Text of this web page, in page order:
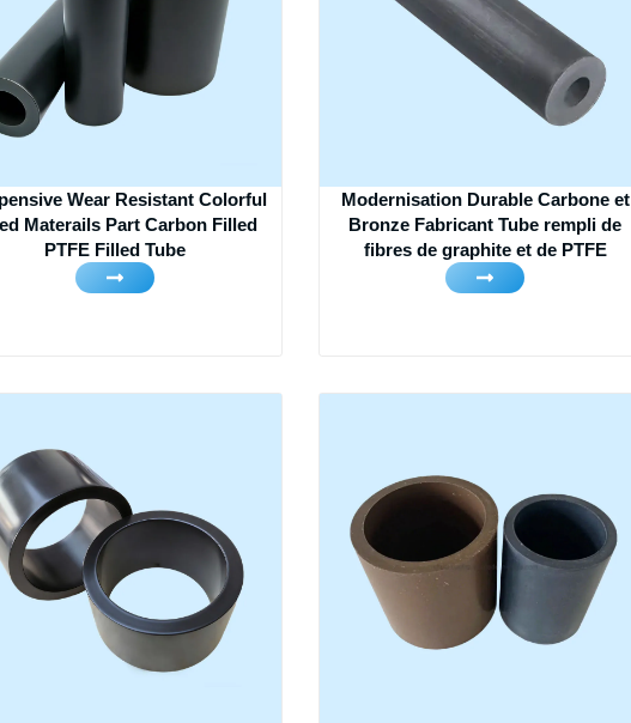
Wear Resistant Colorful
Materails Part Carbon Filled
PTFE Filled Tube
Modernisation Durable Carbone et
Bronze Fabricant Tube rempli de
fibres de graphite et de PTFE